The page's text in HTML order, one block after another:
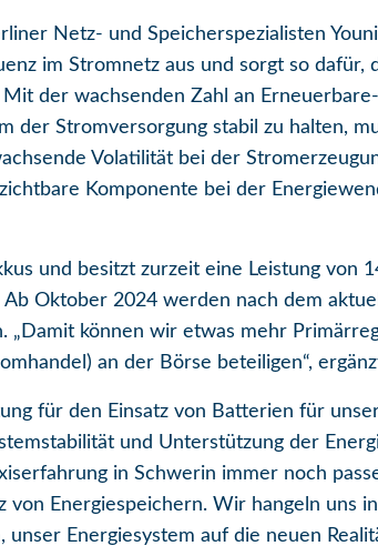
Netz- und Speicherspezialisten
im Stromnetz aus und sorgt so dafür,
der wachsenden Zahl an
der Stromversorgung stabil zu halten,
Volatilität bei der
Komponente bei der
und besitzt zurzeit eine Leistung von
Oktober 2024 werden nach dem
„Damit können wir etwas mehr
an der Börse beteiligen“,
für den Einsatz von Batterien für
und Unterstützung der
in Schwerin immer noch
von Energiespeichern. Wir hangeln uns
unser Energiesystem auf die neuen